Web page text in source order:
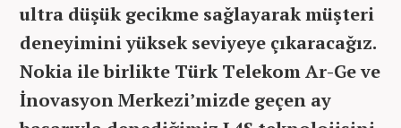
ultra düşük gecikme sağlayarak müşteri
deneyimini yüksek seviyeye çıkaracağız.
Nokia ile birlikte Türk Telekom Ar-Ge ve
İnovasyon Merkezi’mizde geçen ay